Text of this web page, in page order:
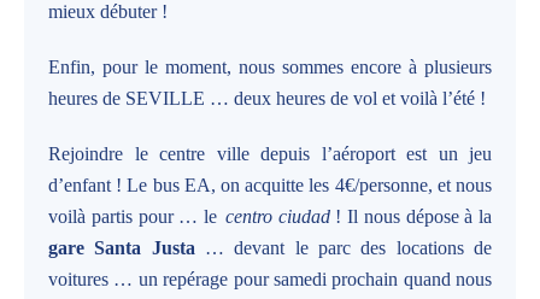
mieux débuter !
Enfin, pour le moment, nous sommes encore à plusieurs
heures de SEVILLE … deux heures de vol et voilà l’été !
Rejoindre le centre ville depuis l’aéroport est un jeu
d’enfant ! Le bus EA, on acquitte les 4€/personne, et nous
voilà partis pour … le centro ciudad! Il nous dépose à la
gare Santa Justa … devant le parc des locations de
voitures … un repérage pour samedi prochain quand nous